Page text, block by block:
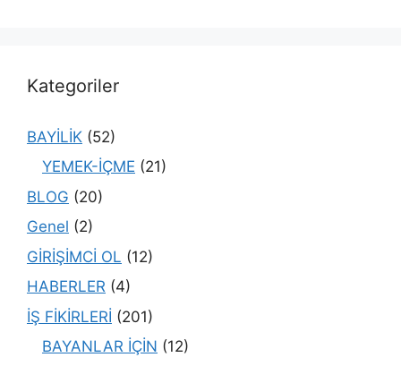
Kategoriler
BAYİLİK (52)
YEMEK-İÇME (21)
BLOG (20)
Genel (2)
GİRİŞİMCİ OL (12)
HABERLER (4)
İŞ FİKİRLERİ (201)
BAYANLAR İÇİN (12)